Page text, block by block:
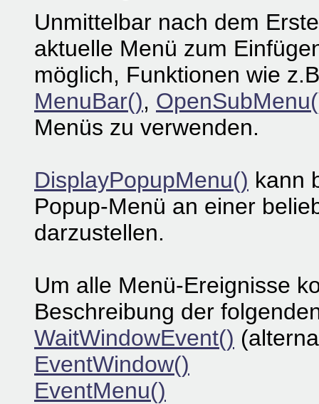
Unmittelbar nach dem
aktuelle Menü zum
möglich, Funktionen wie
MenuBar(),
Menüs zu verwenden.
DisplayPopupMenu() kann
Popup-Menü an einer
darzustellen.
Um alle Menü-Ereignisse
Beschreibung der
WaitWindowEvent()
EventWindow()
EventMenu()